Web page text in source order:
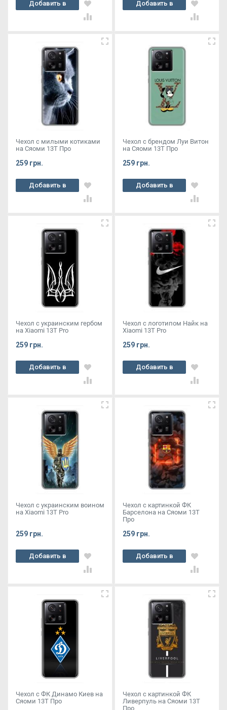
Добавить в
корзину
Добавить в
корзину
Чехол с милыми котиками
на Сяоми 13Т Про
259 грн.
Добавить в
корзину
Чехол с брендом Луи Витон
на Сяоми 13Т Про
259 грн.
Добавить в
корзину
Чехол с украинским гербом
на Xiaomi 13T Pro
259 грн.
Добавить в
корзину
Чехол с логотипом Найк на
Xiaomi 13T Pro
259 грн.
Добавить в
корзину
Чехол с украинским воином
на Xiaomi 13T Pro
259 грн.
Добавить в
корзину
Чехол с картинкой ФК
Барселона на Сяоми 13Т
Про
259 грн.
Добавить в
корзину
Чехол с ФК Динамо Киев на
Сяоми 13Т Про
Чехол с картинкой ФК
Ливерпуль на Сяоми 13Т
Про